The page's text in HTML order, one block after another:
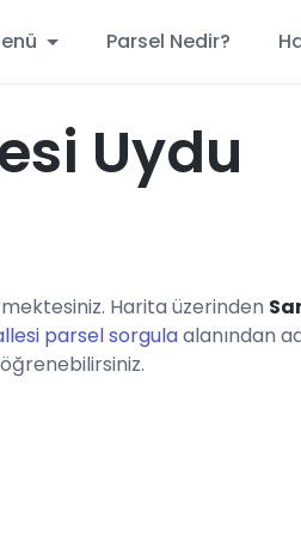
Parsel Nedir?
Uydu
Harita üzerinden
parsel sorgulaalanından